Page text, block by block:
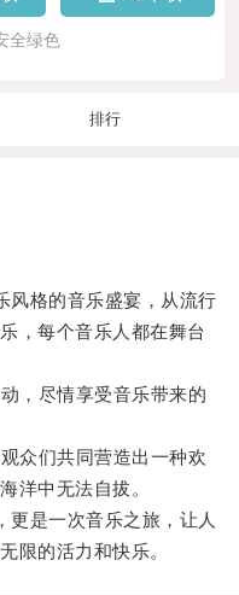
全绿色
排行
格的音乐盛宴，从流行
，每个音乐人都在舞台
尽情享受音乐带来的
们共同营造出一种欢
洋中无法自拔。
是一次音乐之旅，让人
限的活力和快乐。